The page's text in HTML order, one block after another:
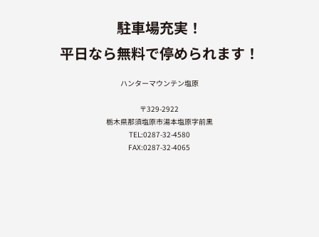
ACCESS
アクセス
駐車場充実！
平日なら無料で停められます！
ハンターマウンテン塩原